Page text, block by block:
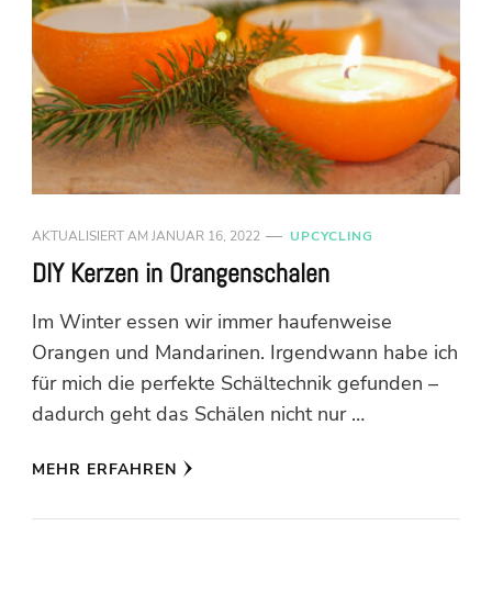
AKTUALISIERT AM JANUAR 16, 2022 UPCYCLING
DIY Kerzen in Orangenschalen
Im Winter essen wir immer haufenweise
Orangen und Mandarinen. Irgendwann habe ich
für mich die perfekte Schältechnik gefunden –
dadurch geht das Schälen nicht nur …
MEHR ERFAHREN